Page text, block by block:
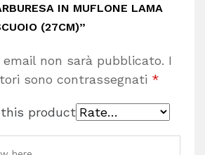
IN MUFLONE LAMA
(27CM)”
non sarà pubblicato. I
sono contrassegnati *
product